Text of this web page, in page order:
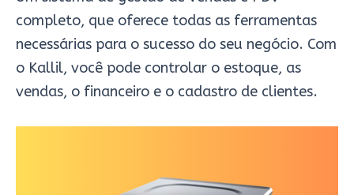
completo, que oferece todas as ferramentas
necessárias para o sucesso do seu negócio. Com
o Kallil, você pode controlar o estoque, as
vendas, o financeiro e o cadastro de clientes.